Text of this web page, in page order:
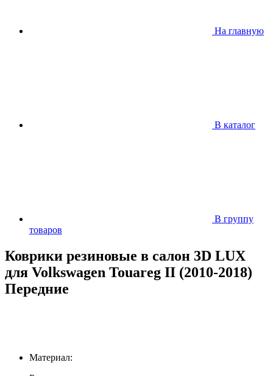
На главную
В каталог
В группу
товаров
Коврики резиновые в салон 3D LUX
для Volkswagen Touareg II (2010-2018)
Передние
Материал: